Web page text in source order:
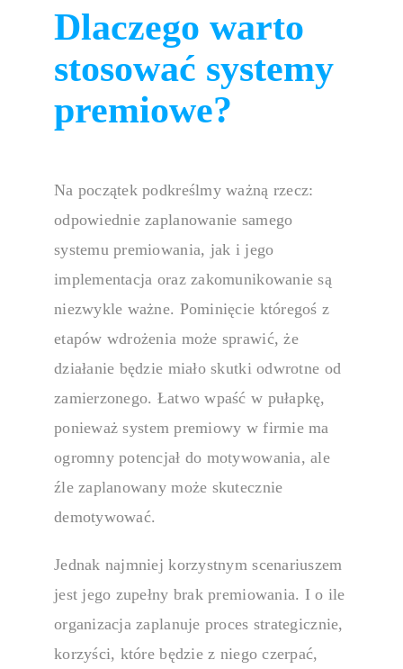
Zobacz, jak
Dlaczego warto
stosować systemy
premiowe?
Na początek podkreślmy ważną rzecz:
odpowiednie zaplanowanie samego
systemu premiowania, jak i jego
implementacja oraz zakomunikowanie są
niezwykle ważne. Pominięcie któregoś z
etapów wdrożenia może sprawić, że
działanie będzie miało skutki odwrotne od
zamierzonego. Łatwo wpaść w pułapkę,
ponieważsystem premiowy w firmiema
ogromny potencjał do motywowania, ale
źle zaplanowany może skutecznie
demotywować.
Jednak najmniej korzystnym scenariuszem
jest jego zupełny brak premiowania. I o ile
organizacja zaplanuje proces strategicznie,
korzyści, które będzie z niego czerpać,